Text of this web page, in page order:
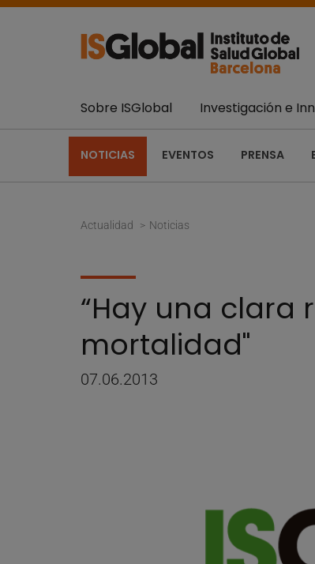
Sobre ISGlobal Investigación e
NOTICIAS EVENTOS PRENSA
Actualidad Noticias
“Hay una
mortalidad"
07.06.2013